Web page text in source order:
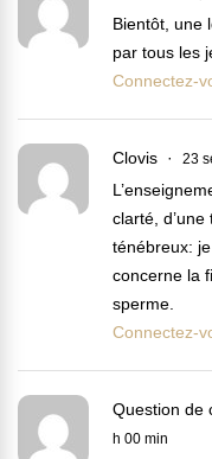
Bientôt, une
par tous les
Connectez-
Clovis 23
clarté,
ténébreux:
concerne la
sperme.
Connectez-
Question de
h 00 min